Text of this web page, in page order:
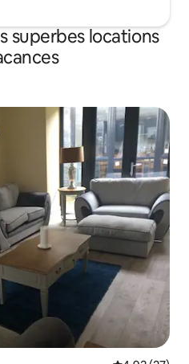
superbes locations